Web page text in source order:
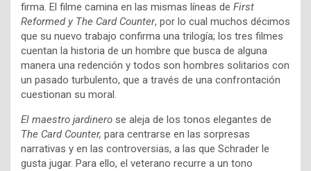
firma. El filme camina en las mismas líneas de First
Reformed y The Card Counter, por lo cual muchos décimos
que su nuevo trabajo confirma una trilogía; los tres filmes
cuentan la historia de un hombre que busca de alguna
manera una redención y todos son hombres solitarios con
un pasado turbulento, que a través de una confrontación
cuestionan su moral.
El maestro jardinero se aleja de los tonos elegantes de
The Card Counter, para centrarse en las sorpresas
narrativas y en las controversias, a las que Schrader le
gusta jugar. Para ello, el veterano recurre a un tono